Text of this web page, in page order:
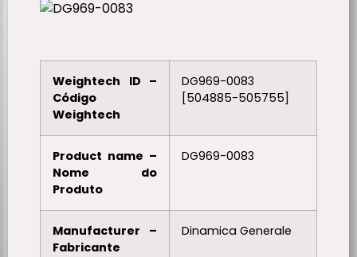
Weightech ID –
Código
Weightech
DG969-0083
[504885-505755]
Product name –
Nome do
Produto
DG969-0083
Manufacturer –
Fabricante
Dinamica Generale